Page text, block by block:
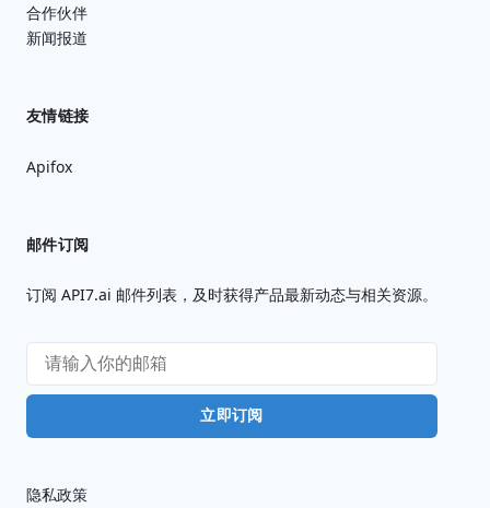
合作伙伴
新闻报道
友情链接
Apifox
邮件订阅
订阅 API7.ai 邮件列表，及时获得产品最新动态与相关资源。
立即订阅
隐私政策